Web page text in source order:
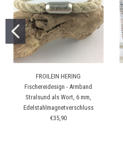
FROILEIN HERING
Fischereidesign - Armband
Stralsund als Wort, 6 mm,
Edelstahlmagnetverschluss
€35,90